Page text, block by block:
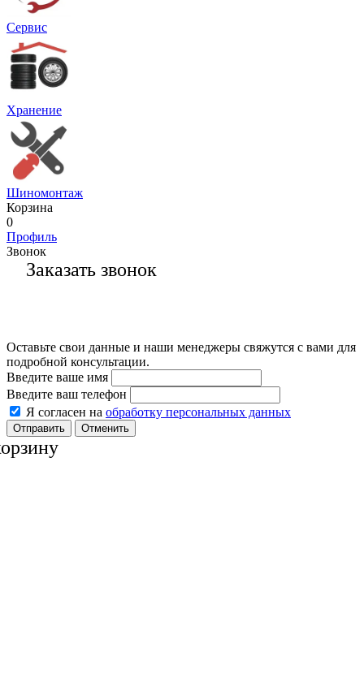
Сервис
Хранение
Шиномонтаж
Корзина
0
Профиль
Звонок
Заказать звонок
Оставьте свои данные и наши менеджеры свяжутся с вами для
подробной консультации.
Введите ваше имя
Введите ваш телефон
Я согласен на обработку персональных данных
Отменить